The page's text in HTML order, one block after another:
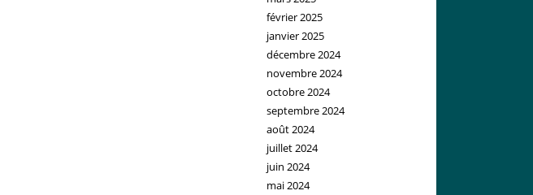
février 2025
janvier 2025
décembre 2024
novembre 2024
octobre 2024
septembre 2024
août 2024
juillet 2024
juin 2024
mai 2024